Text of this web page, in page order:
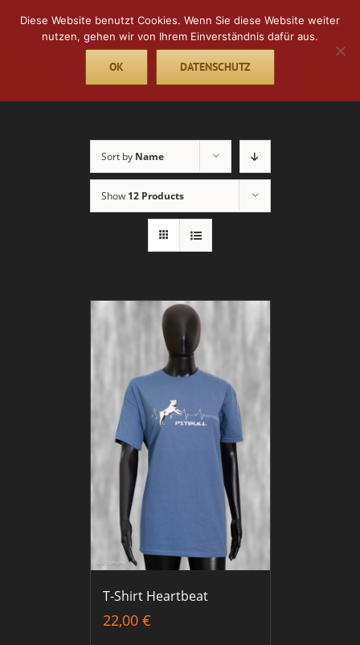
Sort by Name
Show 12 Products
T-Shirt Heartbeat
22,00 €
Diese Website benutzt Cookies. Wenn Sie diese Website weiter
nutzen, gehen wir von Ihrem Einverständnis dafür aus.
OK DATENSCHUTZ